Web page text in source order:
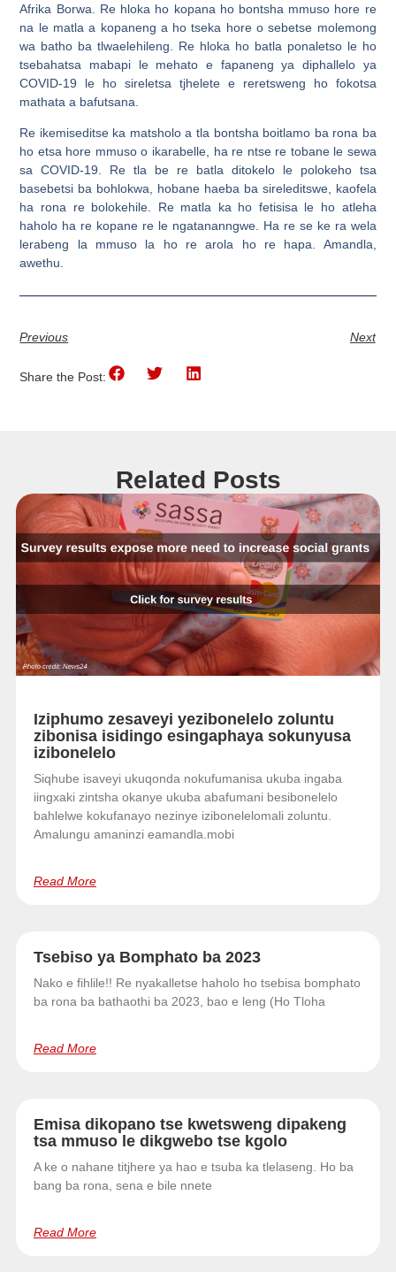
Afrika Borwa. Re hloka ho kopana ho bontsha mmuso hore re
na le matla a kopaneng a ho tseka hore o sebetse molemong
wa batho ba tlwaelehileng. Re hloka ho batla ponaletso le ho
tsebahatsa mabapi le mehato e fapaneng ya diphallelo ya
COVID-19 le ho sireletsa tjhelete e reretsweng ho fokotsa
mathata a bafutsana.
Re ikemiseditse ka matsholo a tla bontsha boitlamo ba rona ba
ho etsa hore mmuso o ikarabelle, ha re ntse re tobane le sewa
sa COVID-19. Re tla be re batla ditokelo le polokeho tsa
basebetsi ba bohlokwa, hobane haeba ba sireleditswe, kaofela
ha rona re bolokehile. Re matla ka ho fetisisa le ho atleha
haholo ha re kopane re le ngatananngwe. Ha re se ke ra wela
lerabeng la mmuso la ho re arola ho re hapa. Amandla,
awethu.
Previous Next
Share the Post:
Related Posts
Iziphumo zesaveyi yezibonelelo zoluntu
zibonisa isidingo esingaphaya sokunyusa
izibonelelo
Siqhube isaveyi ukuqonda nokufumanisa ukuba ingaba
iingxaki zintsha okanye ukuba abafumani besibonelelo
bahlelwe kokufanayo nezinye izibonelelomali zoluntu.
Amalungu amaninzi eamandla.mobi
Read More
Tsebiso ya Bomphato ba 2023
Nako e fihlile!! Re nyakalletse haholo ho tsebisa bomphato
ba rona ba bathaothi ba 2023, bao e leng (Ho Tloha
Read More
Emisa dikopano tse kwetsweng dipakeng
tsa mmuso le dikgwebo tse kgolo
A ke o nahane titjhere ya hao e tsuba ka tlelaseng. Ho ba
bang ba rona, sena e bile nnete
Read More